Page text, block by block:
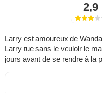
2,9
Larry est amoureux de
Larry tue sans le vouloir le
jours avant de se rendre à la